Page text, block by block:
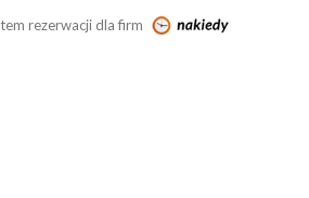
rezerwacji dla firm